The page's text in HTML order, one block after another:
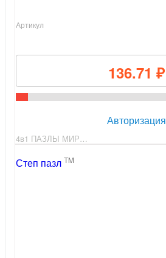
Артикул
136.71 ₽
Авторизация
4в1 ПАЗЛЫ МИР…
Степ пазл TM